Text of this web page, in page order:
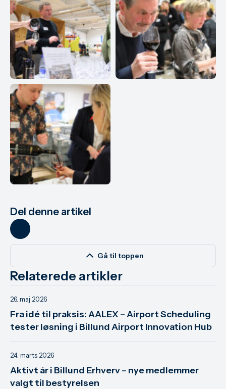
Del denne artikel
Gå til toppen
Relaterede artikler
Fra idé til praksis: AALEX – Airport Scheduling
tester løsning i Billund Airport Innovation Hub
26. maj 2026
Aktivt år i Billund Erhverv – nye medlemmer
valgt til bestyrelsen
24. marts 2026